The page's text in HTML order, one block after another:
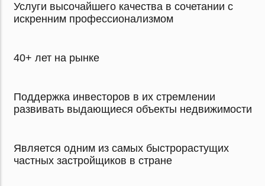
Услуги высочайшего качества в сочетании с
искренним профессионализмом
40+ лет на рынке
Поддержка инвесторов в их стремлении
развивать выдающиеся объекты недвижимости
Является одним из самых быстрорастущих
частных застройщиков в стране